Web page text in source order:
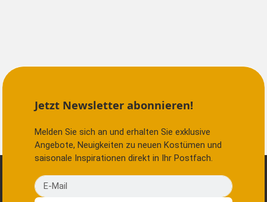
Jetzt Newsletter abonnieren!
Melden Sie sich an und erhalten Sie exklusive
Angebote, Neuigkeiten zu neuen Kostümen und
saisonale Inspirationen direkt in Ihr Postfach.
E-Mail